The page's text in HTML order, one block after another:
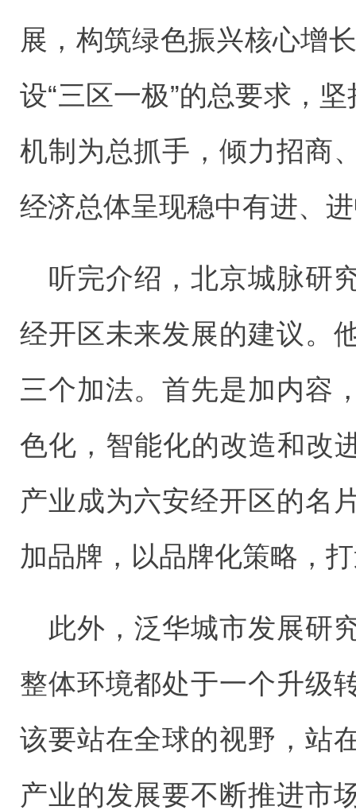
展，构筑绿色振兴核心增
设“三区一极”的总要求，
机制为总抓手，倾力招商
经济总体呈现稳中有进、
听完介绍，北京城脉研
经开区未来发展的建议。
三个加法。首先是加内容
色化，智能化的改造和改
产业成为六安经开区的名
加品牌，以品牌化策略，
此外，泛华城市发展研
整体环境都处于一个升级
该要站在全球的视野，站
产业的发展要不断推进市